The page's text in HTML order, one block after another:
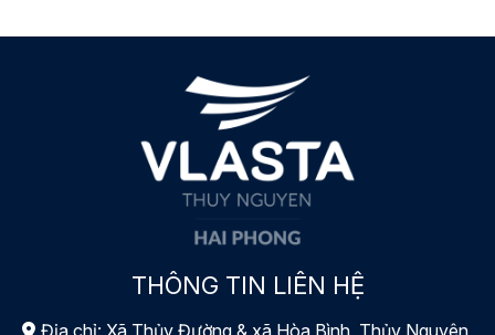
THÔNG TIN LIÊN HỆ
Địa chỉ: Xã Thủy Đường & xã Hòa Bình, Thủy Nguyên,